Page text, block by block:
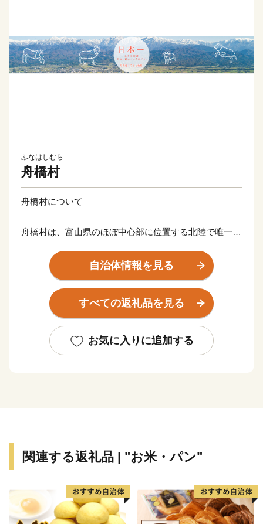
ふなはしむら
舟橋村
舟橋村について
舟橋村は、富山県のほぼ中心部に位置する北陸で唯一の
主な産業は農業で、雄大な立山連峰からの伏流水と肥沃
な土壌を活かし、主にコシヒカリが生産されています。
近年では、子育て共助のまちづくりに挑戦。民間企業の
る「園むすびプロジェクト」の取り組みは、第34回都市
公園等コンクールにて最高賞である国土交通大臣賞を受
the center of Toyama. Prefecture and the smallest
The main industry is agriculture. Taking advantage of
subsoil water from the majestic Tateyama Mountain and
fertile soil, Koshihikari rice is mainly producted in the area.
自治体情報を見る
すべての返礼品を見る
お気に入りに追加する
関連する返礼品 | "お米・パン"